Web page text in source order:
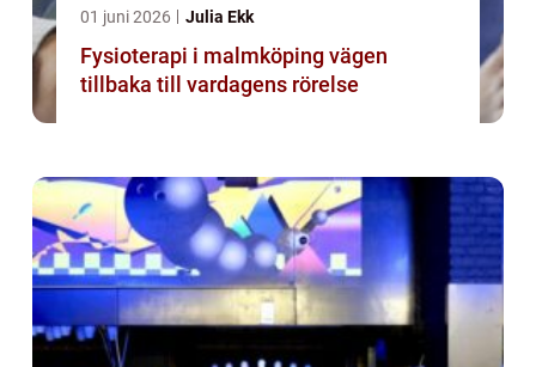
01 juni 2026 Julia Ekk
Fysioterapi i malmköping vägen
tillbaka till vardagens rörelse